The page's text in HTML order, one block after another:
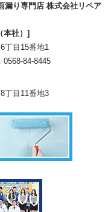
漏り専門店 株式会社リペア
本社）]
丁目15番地1
84-8445
丁目11番地3